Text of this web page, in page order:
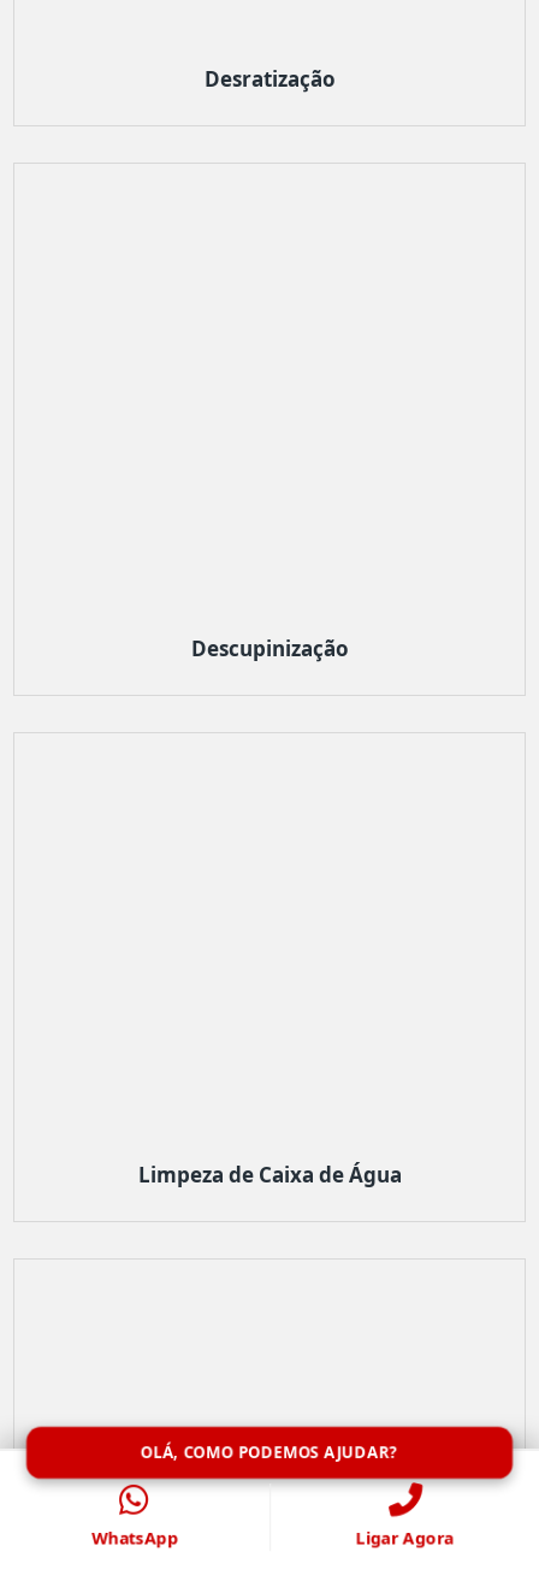
Desratização
Descupinização
Limpeza de Caixa de Água
OLÁ, COMO PODEMOS AJUDAR?
WhatsApp Ligar Agora